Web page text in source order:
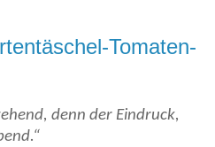
Tomaten-
denn der Eindruck,